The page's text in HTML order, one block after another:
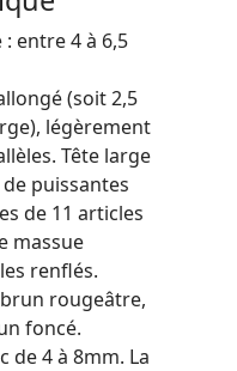
: entre 4 à 6,5
(soit 2,5
légèrement
Tête large
puissantes
de 11 articles
massue
renflés.
rougeâtre,
foncé.
de 4 à 8mm. La